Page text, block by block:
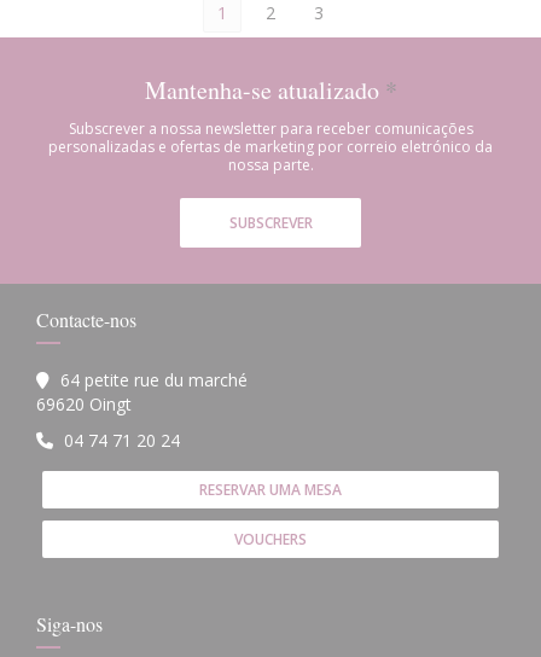
1 2 3
Mantenha-se atualizado *
Subscrever a nossa newsletter para receber comunicações
personalizadas e ofertas de marketing por correio eletrónico da
nossa parte.
SUBSCREVER
Contacte-nos
64 petite rue du marché
69620 Oingt
04 74 71 20 24
RESERVAR UMA MESA
VOUCHERS
Siga-nos